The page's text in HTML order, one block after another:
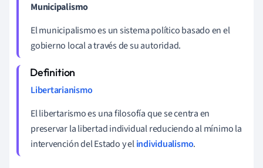
Municipalismo
El municipalismo es un sistema político basado en el
gobierno local a través de su autoridad.
Libertarianismo
El libertarismo es una filosofía que se centra en
preservar la libertad individual reduciendo al mínimo la
intervención del Estado y elindividualismo.